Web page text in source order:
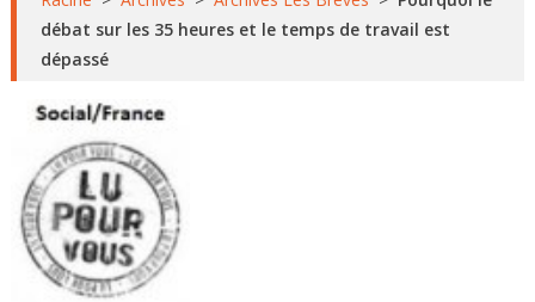
débat sur les 35 heures et le temps de travail est
dépassé